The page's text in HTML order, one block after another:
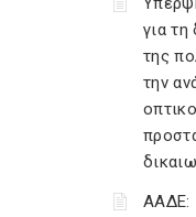
για τη
της
την
ΑΑΔΕ: